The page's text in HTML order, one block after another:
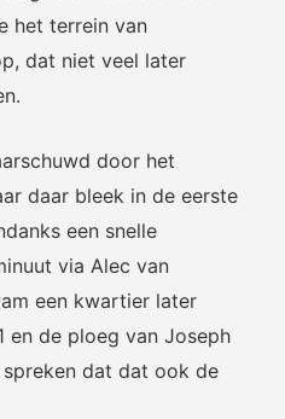
KNVB Ticketshop
Het officiële verkoopkanaal
voor de KNVB. Koop hier je
tickets voor Oranje en de
Eurojackpot KNVB Beker.
het terrein van
dat niet veel later
door het
daar bleek in de eerste
een snelle
via Alec van
een kwartier later
en de ploeg van Joseph
dat dat ook de